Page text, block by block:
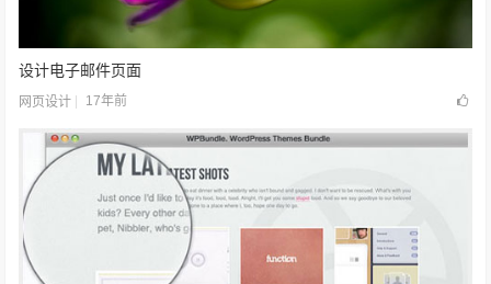
设计电子邮件页面
网页设计 17年前